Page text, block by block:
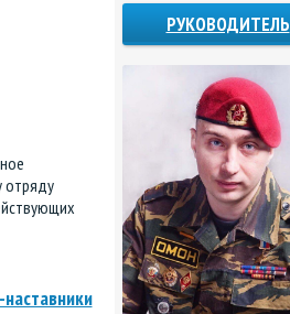
отряду
РУКОВОДИТЕЛЬ